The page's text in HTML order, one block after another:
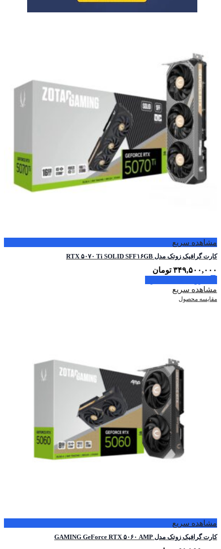
مشاهده سریع
کارت گرافیک زوتک مدل RTX ۵۰۷۰ Ti SOLID SFF۱۶GB
۳۴۹,۵۰۰,۰۰۰ تومان
مشاهده سریع
مقایسه محصول
مشاهده سریع
کارت گرافیک زوتک مدل GAMING GeForce RTX ۵۰۶۰ AMP